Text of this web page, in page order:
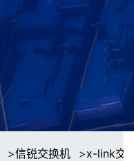
>信锐交换机 >x-link交